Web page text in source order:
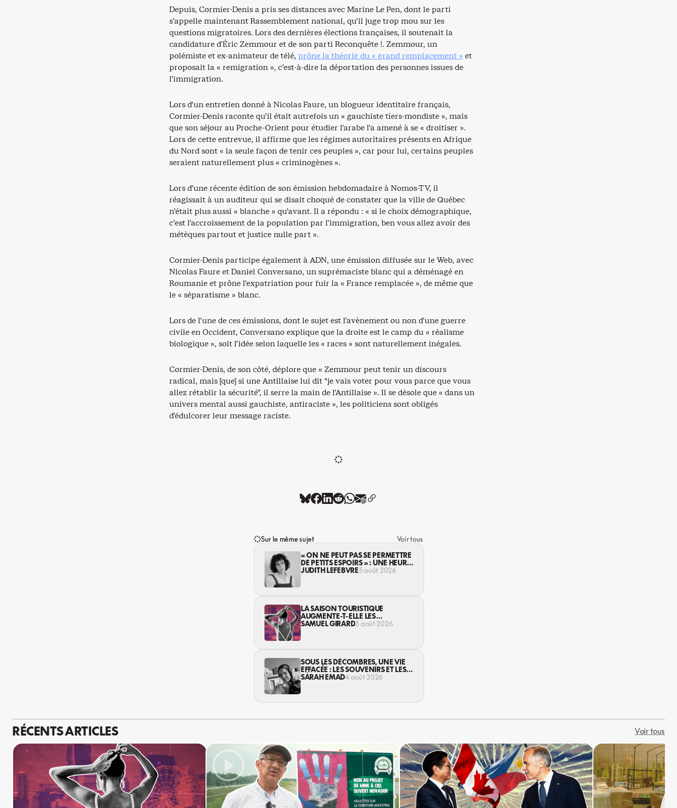
Depuis, Cormier-Denis a pris ses distances avec Marine Le Pen, dont le parti
s’appelle maintenant Rassemblement national, qu’il juge trop mou sur les
questions migratoires. Lors des dernières élections françaises, il soutenait la
candidature d’Éric Zemmour et de son parti Reconquête !. Zemmour, un
polémiste et ex-animateur de télé, prône la théorie du « grand remplacement » et
proposait la « remigration », c’est-à-dire la déportation des personnes issues de
l’immigration.
Lors d’un entretien donné à Nicolas Faure, un blogueur identitaire français,
Cormier-Denis raconte qu’il était autrefois un « gauchiste tiers-mondiste », mais
que son séjour au Proche-Orient pour étudier l’arabe l’a amené à se « droitiser ».
Lors de cette entrevue, il affirme que les régimes autoritaires présents en Afrique
du Nord sont « la seule façon de tenir ces peuples », car pour lui, certains peuples
seraient naturellement plus « criminogènes ».
Lors d’une récente édition de son émission hebdomadaire à Nomos-TV, il
réagissait à un auditeur qui se disait choqué de constater que la ville de Québec
n’était plus aussi « blanche » qu’avant. Il a répondu : « si le choix démographique,
c’est l’accroissement de la population par l’immigration, ben vous allez avoir des
métèques partout et justice nulle part ».
Cormier-Denis participe également à ADN, une émission diffusée sur le Web, avec
Nicolas Faure et Daniel Conversano, un suprémaciste blanc qui a déménagé en
Roumanie et prône l’expatriation pour fuir la « France remplacée », de même que
le « séparatisme » blanc.
Lors de l’une de ces émissions, dont le sujet est l’avènement ou non d’une guerre
civile en Occident, Conversano explique que la droite est le camp du « réalisme
biologique », soit l’idée selon laquelle les « races » sont naturellement inégales.
Cormier-Denis, de son côté, déplore que « Zemmour peut tenir un discours
radical, mais [que] si une Antillaise lui dit “je vais voter pour vous parce que vous
allez rétablir la sécurité”, il serre la main de l’Antillaise ». Il se désole que « dans un
univers mental aussi gauchiste, antiraciste », les politiciens sont obligés
d’édulcorer leur message raciste.
Sur le même sujet
Voir tous
« ON NE PEUT PAS SE PERMETTRE
DE PETITS ESPOIRS » : UNE HEURE
AVEC AVI LEWIS
JUDITH LEFEBVRE5 août 2026
LA SAISON TOURISTIQUE
AUGMENTE-T-ELLE LES
VIOLENCES CONTRE LES
SAMUEL GIRARD5 août 2026
SOUS LES DÉCOMBRES, UNE VIE
EFFACÉE : LES SOUVENIRS ET LES
RÊVES PERDUS DES HABITANT·ES
SARAH EMAD4 août 2026
RÉCENTS ARTICLES Voir tous